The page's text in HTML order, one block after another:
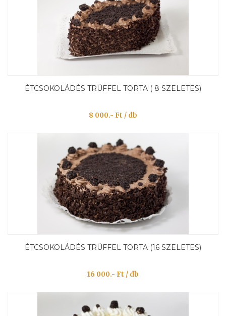
ÉTCSOKOLÁDÉS TRÜFFEL TORTA ( 8 SZELETES)
8 000.- Ft / db
ÉTCSOKOLÁDÉS TRÜFFEL TORTA (16 SZELETES)
16 000.- Ft / db